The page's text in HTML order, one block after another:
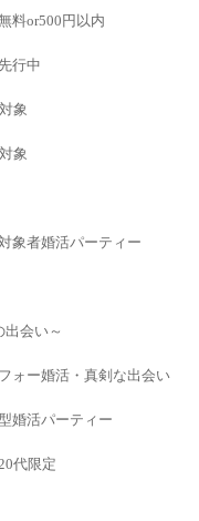
料or500円以内
行中
象
象
象者婚活パーティー
会い～
ォー婚活・真剣な出会い
婚活パーティー
代限定